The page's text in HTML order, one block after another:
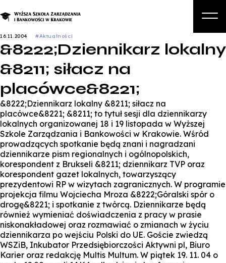
O nas
Studia podyplomowe i kursy
Kandydat
Student
Zapisz się na studia
16.11.2004 #Aktualności
&8222;Dziennikarz lokalny
&8211; siłacz na
placówce&8221;
&8222;Dziennikarz lokalny &8211; siłacz na
placówce&8221; &8211; to tytuł sesji dla dziennikarzy
lokalnych organizowanej 18 i 19 listopada w Wyższej
Szkole Zarządzania i Bankowości w Krakowie. Wśród
prowadzących spotkanie będą znani i nagradzani
dziennikarze pism regionalnych i ogólnopolskich,
korespondent z Brukseli &8211; dziennikarz TVP oraz
korespondent gazet lokalnych, towarzyszący
prezydentowi RP w wizytach zagranicznych. W programie
projekcja filmu Wojciecha Mroza &8222;Góralski spór o
drogę&8221; i spotkanie z twórcą. Dziennikarze będą
również wymieniać doświadczenia z pracy w prasie
niskonakładowej oraz rozmawiać o zmianach w życiu
dziennikarza po wejściu Polski do UE. Goście zwiedzą
WSZiB, Inkubator Przedsiębiorczości Aktywni pl, Biuro
Karier oraz redakcję Multis Multum. W piątek 19. 11. 04 o